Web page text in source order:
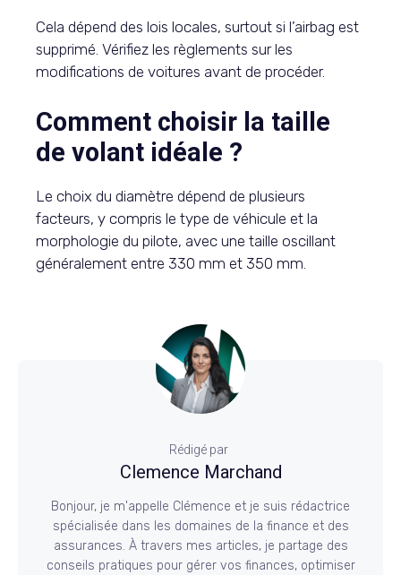
Cela dépend des lois locales, surtout si l’airbag est
supprimé. Vérifiez les règlements sur les
modifications de voitures avant de procéder.
Comment choisir la taille
de volant idéale ?
Le choix du diamètre dépend de plusieurs
facteurs, y compris le type de véhicule et la
morphologie du pilote, avec une taille oscillant
généralement entre 330 mm et 350 mm.
Rédigé par
Clemence Marchand
Bonjour, je m'appelle Clémence et je suis rédactrice
spécialisée dans les domaines de la finance et des
assurances. À travers mes articles, je partage des
conseils pratiques pour gérer vos finances, optimiser